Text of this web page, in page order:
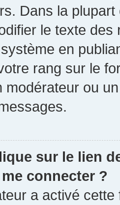
Dans la
le texte
en
rang sur le
modérateur ou
sur le lien
connecter ?
a activé